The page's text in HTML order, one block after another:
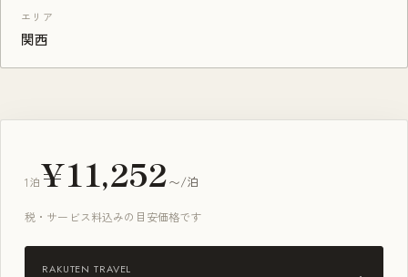
エリア
関西
1泊¥11,252〜/泊
税・サービス料込みの目安価格です
RAKUTEN TRAVEL